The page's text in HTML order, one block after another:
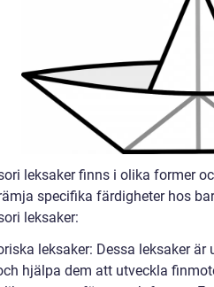
leksaker finns i olika former
specifika färdigheter hos
leksaker:
leksaker: Dessa leksaker
hjälpa dem att utveckla